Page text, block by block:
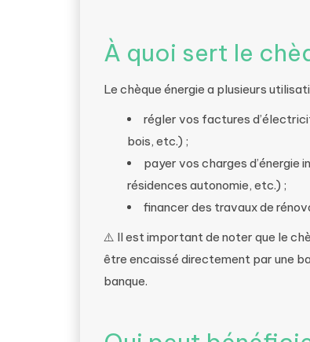
À quoi sert le
Le chèque énergie a plusieurs
régler vos factures
bois, etc.) ;
payer vos charges d’énergie
résidences autonomie, etc.) ;
financer des travaux de
⚠️ Il est important de noter que le
être encaissé directement par une
banque.